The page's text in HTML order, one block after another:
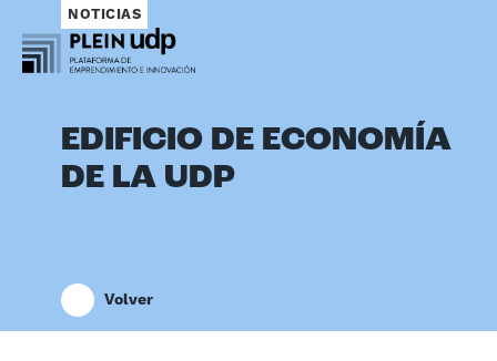
NOTICIAS
EDIFICIO DE ECONOMÍA
DE LA UDP
Volver